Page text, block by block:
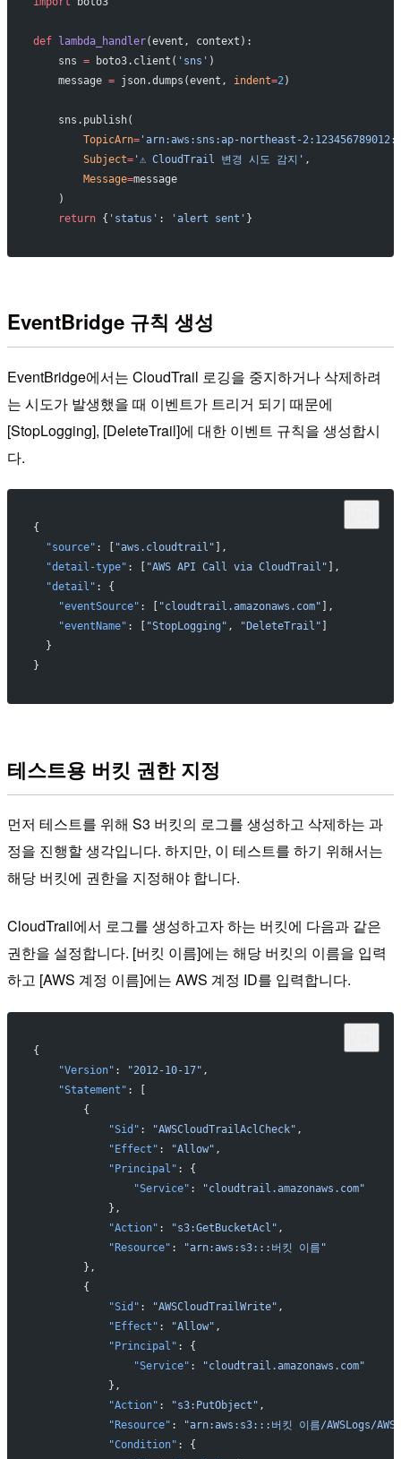
def lambda_handler(event, context):
    sns
= boto3.client( 'sns' )
    message
= json.dumps(event, indent=2 )
    sns.publish(
        TopicArn
='arn:aws:sns:ap-northeast-
        Subject
='⚠️ CloudTrail 변경 시도 감지' ,
        Message
=message
    )
    return
{ 'status' : 'alert sent' }
EventBridge 규칙 생성
EventBridge에서는 CloudTrail 로깅을 중지하거나 삭제하려
는 시도가 발생했을 때 이벤트가 트리거 되기 때문에
[StopLogging], [DeleteTrail]에 대한 이벤트 규칙을 생성합시
다.
{
  "source"
: [ "aws.cloudtrail" ],
  "detail-type"
: [ "AWS API Call via CloudTrail" ],
  "detail"
: {
    "eventSource"
: [ "cloudtrail.amazonaws.com" ],
    "eventName"
: [ "StopLogging" , "DeleteTrail"
  }
}
테스트용 버킷 권한 지정
먼저 테스트를 위해 S3 버킷의 로그를 생성하고 삭제하는 과
정을 진행할 생각입니다. 하지만, 이 테스트를 하기 위해서는
해당 버킷에 권한을 지정해야 합니다.
CloudTrail에서 로그를 생성하고자 하는 버킷에 다음과 같은
권한을 설정합니다. [버킷 이름]에는 해당 버킷의 이름을 입력
하고 [AWS 계정 이름]에는 AWS 계정 ID를 입력합니다.
{
    "Version"
: "2012-10-17" ,
    "Statement"
: [
        {
            "Sid"
: "AWSCloudTrailAclCheck" ,
            "Effect"
: "Allow" ,
            "Principal"
: {
                "Service"
:
"cloudtrail.amazonaws.com"
            },
            "Action"
: "s3:GetBucketAcl" ,
            "Resource"
:
"arn:aws:s3:::버킷 이름"
        },
        {
            "Sid"
: "AWSCloudTrailWrite" ,
            "Effect"
: "Allow" ,
            "Principal"
: {
                "Service"
:
"cloudtrail.amazonaws.com"
            },
            "Action"
: "s3:PutObject" ,
            "Resource"
:
"arn:aws:s3:::버킷 이름/AWSLogs/
            "Condition"
: {